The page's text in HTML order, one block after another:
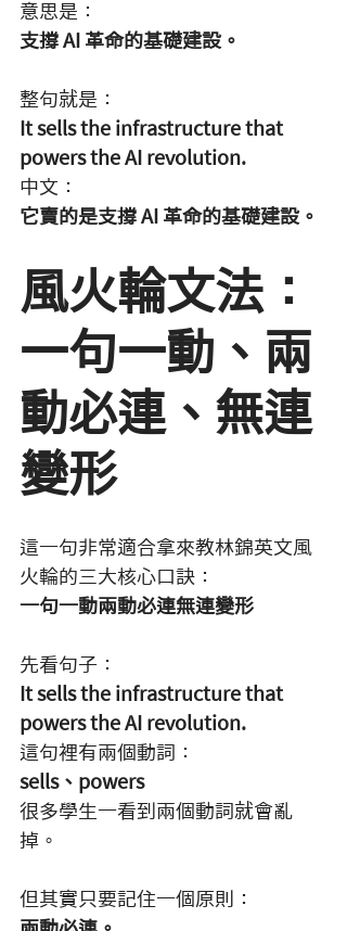
意思是：
支撐 AI 革命的基礎建設。
整句就是：
It sells the infrastructure that
powers the AI revolution.
中文：
它賣的是支撐 AI 革命的基礎建設。
風火輪文法：
一句一動、兩
動必連、無連
變形
這一句非常適合拿來教林錦英文風
火輪的三大核心口訣：
一句一動兩動必連無連變形
先看句子：
It sells the infrastructure that
powers the AI revolution.
這句裡有兩個動詞：
sells、powers
很多學生一看到兩個動詞就會亂
掉。
但其實只要記住一個原則：